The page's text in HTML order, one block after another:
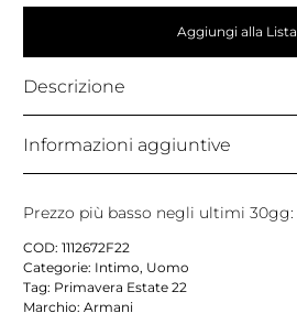
Aggiungi alla Lista
Descrizione
Informazioni aggiuntive
Prezzo più basso negli ultimi 30gg:
COD: 1112672F22
Categorie: Intimo, Uomo
Tag: Primavera Estate 22
Marchio: Armani